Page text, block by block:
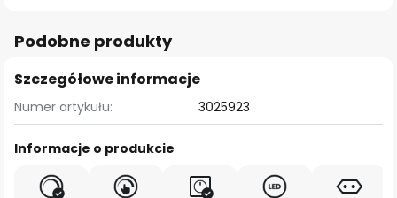
Podobne produkty
Szczegółowe informacje
Numer artykułu: 3025923
Informacje o produkcie